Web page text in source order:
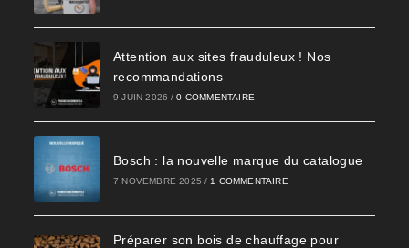
Attention aux sites frauduleux ! Nos
recommandations
9 JUIN 2026 / 0 COMMENTAIRE
Bosch : la nouvelle marque du catalogue
7 NOVEMBRE 2025 / 1 COMMENTAIRE
Préparer son bois de chauffage pour